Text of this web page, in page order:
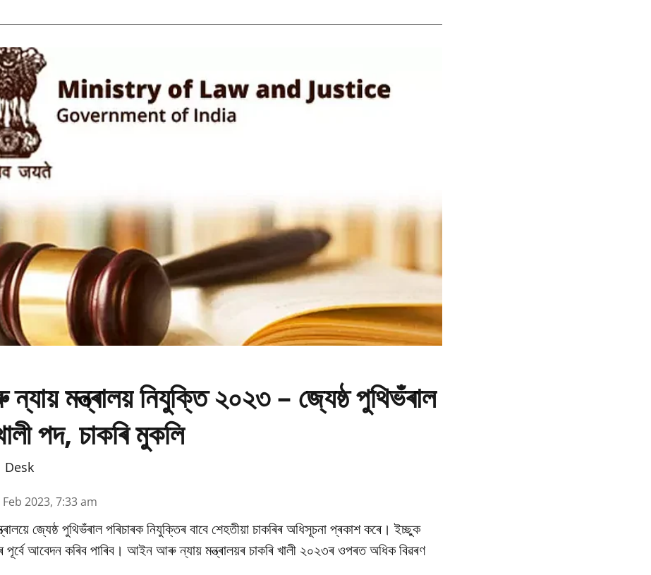
মন্ত্ৰালয় নিযুক্তি ২০২৩ – জ্যেষ্ঠ পুথিভঁৰাল
পদ, চাকৰি মুকলি
Desk
Feb 2023, 7:33 am
জ্যেষ্ঠ পুথিভঁৰাল পৰিচাৰক নিযুক্তিৰ বাবে শেহতীয়া চাকৰিৰ অধিসূচনা প্ৰকাশ কৰে। ইচ্ছুক
পূৰ্বে আবেদন কৰিব পাৰিব। আইন আৰু ন্যায় মন্ত্ৰালয়ৰ চাকৰি খালী ২০২৩ৰ ওপৰত অধিক বিৱৰণ